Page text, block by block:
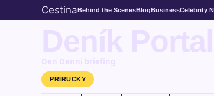
CestinaBehind the ScenesBlogBusinessCelebrity
Deník Portal
Den Denni briefing
PRIRUCKY